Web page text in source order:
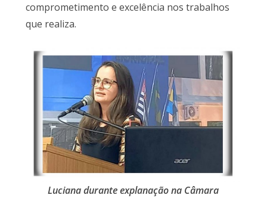
comprometimento e excelência nos trabalhos
que realiza.
Luciana durante explanação na Câmara